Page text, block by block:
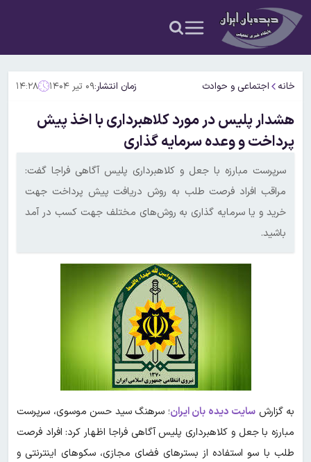
خانه اجتماعی و حوادث زمان انتشار:۰۹ تیر ۱۴۰۴ ۱۴:۲۸
هشدار پلیس در مورد کلاهبرداری با اخذ پیش
پرداخت و وعده سرمایه گذاری
سرپرست مبارزه با جعل و کلاهبرداری پلیس آگاهی فراجا گفت:
مراقب افراد فرصت طلب به روش دریافت پیش پرداخت جهت
خرید و یا سرمایه گذاری به روش‌های مختلف جهت کسب در آمد
باشید.
به گزارش سایت دیده بان ایران؛ سرهنگ سید حسن موسوی، سرپرست
مبارزه با جعل و کلاهبرداری پلیس آگاهی فراجا اظهار کرد: افراد فرصت
طلب با سو استفاده از بسترهای فضای مجازی، سکوهای اینترنتی و